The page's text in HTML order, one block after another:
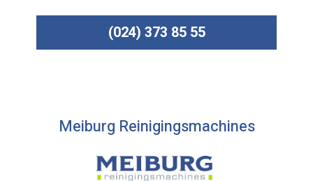
(024) 373 85 55
Meiburg Reinigingsmachines